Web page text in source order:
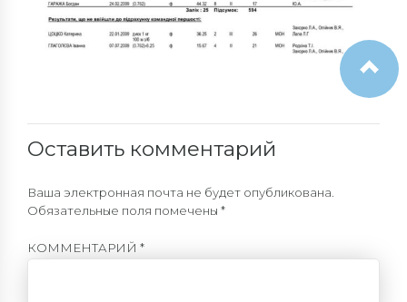
Оставить комментарий
Ваша электронная почта не будет опубликована.
Обязательные поля помечены *
КОММЕНТАРИЙ *